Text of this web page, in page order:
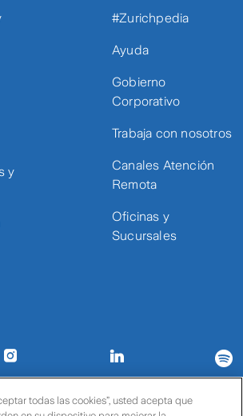
y
#Zurichpedia
Ayuda
Gobierno
Corporativo
Trabaja con nosotros
Canales Atención
Remota
Oficinas y
Sucursales
Políticas de privacidad Política de cookies
todas las cookies”, usted acepta que